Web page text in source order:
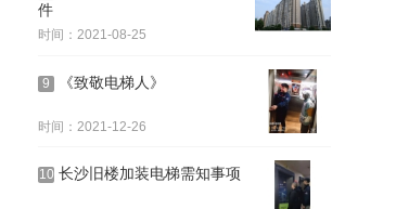
件
时间：2021-08-25
9 《致敬电梯人》
时间：2021-12-26
10 长沙旧楼加装电梯需知事项